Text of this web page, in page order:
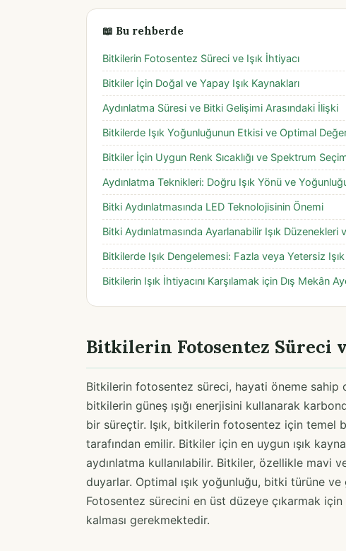
📖 Bu rehberde
Bitkilerin Fotosentez Süreci ve Işık İhtiyacı
Bitkiler İçin Doğal ve Yapay Işık Kaynakları
Aydınlatma Süresi ve Bitki Gelişimi Arasındaki İlişki
Bitkilerde Işık Yoğunluğunun Etkisi ve Optimal
Bitkiler İçin Uygun Renk Sıcaklığı ve Spektrum
Aydınlatma Teknikleri: Doğru Işık Yönü ve
Bitki Aydınlatmasında LED Teknolojisinin Önemi
Bitki Aydınlatmasında Ayarlanabilir Işık Düzenekleri
Bitkilerde Işık Dengelemesi: Fazla veya Yetersiz Işık
Bitkilerin Işık İhtiyacını Karşılamak için Dış Mekân
Bitkilerin Fotosentez Süreci
Bitkilerin fotosentez süreci, hayati öneme sahip
bitkilerin güneş ışığı enerjisini kullanarak
bir süreçtir. Işık, bitkilerin fotosentez için
tarafından emilir. Bitkiler için en uygun ışık
aydınlatma kullanılabilir. Bitkiler, özellikle mavi
duyarlar. Optimal ışık yoğunluğu, bitki türüne ve
Fotosentez sürecini en üst düzeye çıkarmak
kalması gerekmektedir.